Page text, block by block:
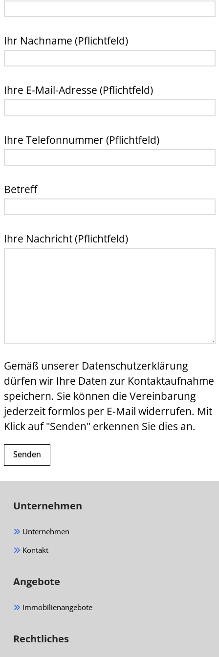
Ihr Nachname (Pflichtfeld)
Ihre E-Mail-Adresse (Pflichtfeld)
Ihre Telefonnummer (Pflichtfeld)
Betreff
Ihre Nachricht (Pflichtfeld)
Gemäß unserer Datenschutzerklärung
dürfen wir Ihre Daten zur Kontaktaufnahme
speichern. Sie können die Vereinbarung
jederzeit formlos per E-Mail widerrufen. Mit
Klick auf "Senden" erkennen Sie dies an.
Alternative:
Unternehmen
Unternehmen
Kontakt
Angebote
Immobilienangebote
Rechtliches